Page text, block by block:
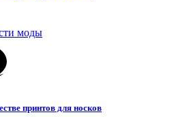
моды
принтов для носков